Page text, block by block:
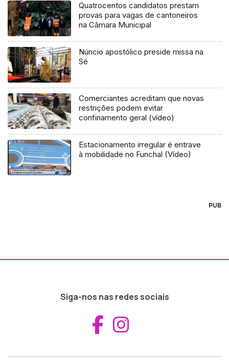
Quatrocentos candidatos prestam
provas para vagas de cantoneiros
na Câmara Municipal
Núncio apostólico preside missa na
Sé
Comerciantes acreditam que novas
restrições podem evitar
confinamento geral (vídeo)
Estacionamento irregular é entrave
à mobilidade no Funchal (Vídeo)
PUB
Siga-nos nas redes sociais
Aceder ao